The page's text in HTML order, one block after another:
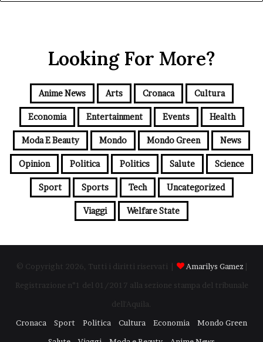
Looking For More?
Anime News Arts Cronaca Cultura
Economia Entertainment Events Health
Moda E Beauty Mondo Mondo Green News
Opinion Politica Politics Salute Science
Sport Sports Tech Uncategorized
Viaggi Welfare State
© Copyright 2026, Tutti i diritti riservati | Amarilys Gamez
Registrazione n°1 del 01/2017 alla sezione stampa del tribunale
dell'Aquila.
Cronaca
Sport Politica Cultura Economia
Mondo Green